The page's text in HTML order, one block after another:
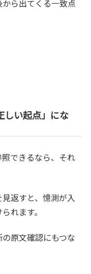
ら出てくる一致点
しい起点」にな
できるなら、それ
返すと、憶測が入
れます。
原文確認にもつな